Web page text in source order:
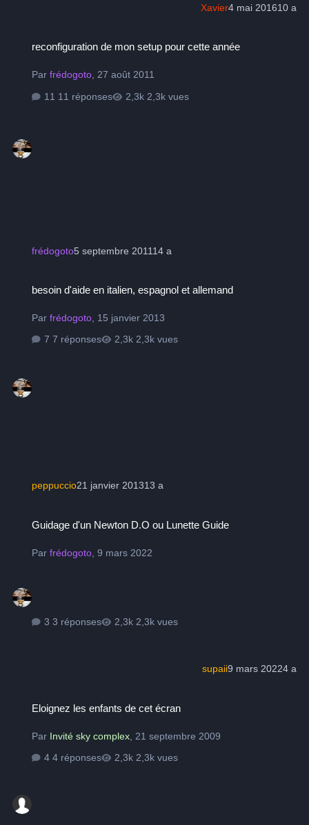
Xavier4 mai 201610 a
reconfiguration de mon setup pour cette année
Parfrédogoto 27 août 2011
11 réponses
2,3k vues
frédogoto5 septembre 201114 a
besoin d'aide en italien, espagnol et allemand
Parfrédogoto 15 janvier 2013
7 réponses
2,3k vues
peppuccio21 janvier 201313 a
Guidage d'un Newton D.O ou Lunette Guide
Parfrédogoto ,9 mars 2022
3 réponses 2,3k vues
supaii9 mars 20224 a
Eloignez les enfants de cet écran
Par Invité sky complex 21 septembre 2009
4 réponses
2,3k vues